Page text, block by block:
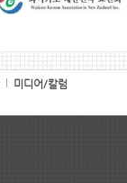
미디어/칼럼